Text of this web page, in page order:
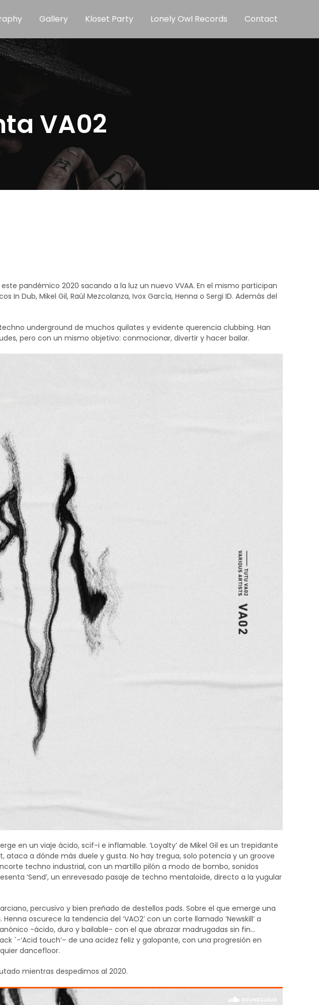
Gallery Kloset Party Lonely Owl Records Contact
VA02
este pandémico 2020 sacando a la luz un nuevo VVAA. En el mismo participan
Dub, Mikel Gil, Raúl Mezcolanza, Ivox García, Henna o Sergi ID. Además del
underground de muchos quilates y evidente querencia clubbing. Han
pero con un mismo objetivo: conmocionar, divertir y hacer bailar.
en un viaje ácido, scif-i e inflamable. ‘Loyalty’ de Mikel Gil es un trepidante
a dónde más duele y gusta. No hay tregua, solo potencia y un groove
techno industrial, con un martillo pilón a modo de bombo, sonidos
‘Send’, un enrevesado pasaje de techno mentaloide, directo a la yugular
percusivo y bien preñado de destellos pads. Sobre el que emerge una
oscurece la tendencia del ‘VAO2’ con un corte llamado ‘Newskill’ a
-ácido, duro y bailable- con el que abrazar madrugadas sin fin…
´-‘Acid touch’– de una acidez feliz y galopante, con una progresión en
dancefloor.
mientras despedimos al 2020.